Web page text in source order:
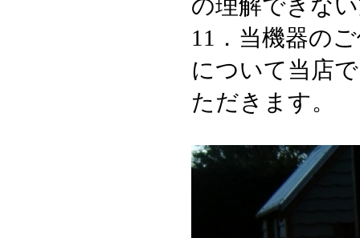
の理解できな
11．当機器の
について当店
ただきます。